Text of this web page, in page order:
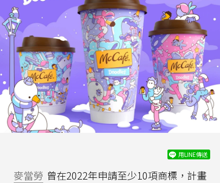
用LINE傳送
麥當勞 曾在2022年申請至少10項商標，計畫